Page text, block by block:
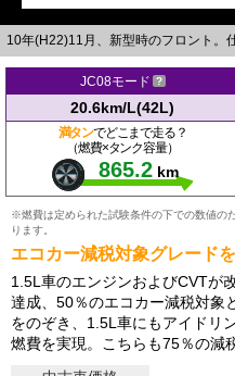
10年(H22)11月、新型時のフロント。
JC08モード
20.6km/L(42L)
満タンでどこまで走る？
（燃費×タンク容量）
865.2 km
※燃費は定められた試験条件の下での数値の
ります。
エコカー減税対象グレード
1.5L車のエンジンおよびCVTが
達成、50％のエコカー減税対象
をのぞき、1.5L車にもアイドリ
燃費を実現。こちらも75％の減